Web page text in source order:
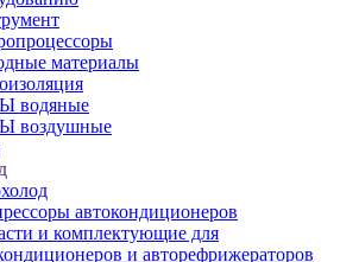
материалы
водяные
воздушные
автокондиционеров
и комплектующие для
и авторефрижераторов